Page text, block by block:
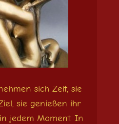
sich Zeit, sie
sie genießen ihr
jedem Moment. In